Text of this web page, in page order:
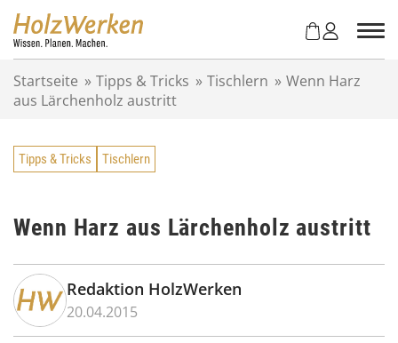
Startseite » Tipps & Tricks » Tischlern » Wenn Harz
aus Lärchenholz austritt
Tipps & Tricks Tischlern
Wenn Harz aus Lärchenholz austritt
Redaktion HolzWerken
20.04.2015